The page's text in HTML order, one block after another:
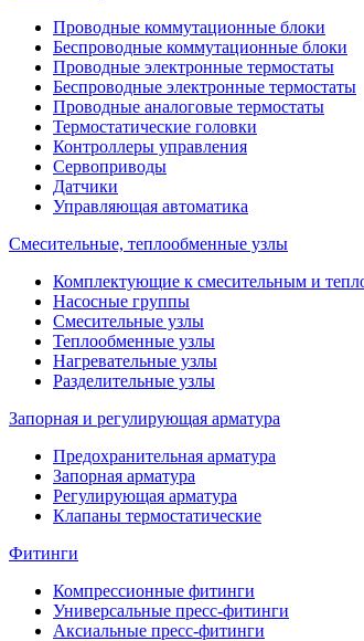
Проводные коммутационные блоки
Беспроводные коммутационные блоки
Проводные электронные термостаты
Беспроводные электронные термостаты
Проводные аналоговые термостаты
Термостатические головки
Контроллеры управления
Сервоприводы
Датчики
Управляющая автоматика
Смесительные, теплообменные узлы
Комплектующие к смесительным и
Насосные группы
Смесительные узлы
Теплообменные узлы
Нагревательные узлы
Разделительные узлы
Запорная и регулирующая арматура
Предохранительная арматура
Запорная арматура
Регулирующая арматура
Клапаны термостатические
Фитинги
Компрессионные фитинги
Универсальные пресс-фитинги
Аксиальные пресс-фитинги